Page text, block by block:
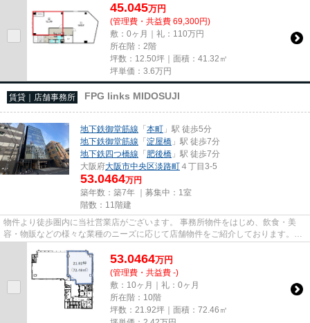
45.045万円
(管理費・共益費 69,300円)
敷：0ヶ月｜礼：110万円
所在階：2階
坪数：12.50坪｜面積：41.32㎡
坪単価： 3.6万円
賃貸｜店舗事務所 FPG links MIDOSUJI
地下鉄御堂筋線 「本町 」駅 徒歩5分
地下鉄御堂筋線 「淀屋橋 」駅 徒歩7分
地下鉄四つ橋線 「肥後橋 」駅 徒歩7分
大阪府大阪市中央区淡路町 ４丁目3-5
53.0464万円
築年数：築7年 ｜募集中： 1室
階数：11階建
物件より徒歩圏内に当社営業店がございます。 事務所物件をはじめ、飲食・美
容・物販などの様々な業種のニーズに応じて店舗物件をご紹介しております。
尚、弊社ではおとり広告は一切...
53.0464万円
(管理費・共益費 -)
敷：10ヶ月｜礼：0ヶ月
所在階：10階
坪数：21.92坪｜面積：72.46㎡